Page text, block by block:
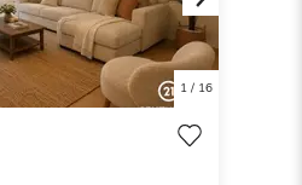
Next
1/ 16